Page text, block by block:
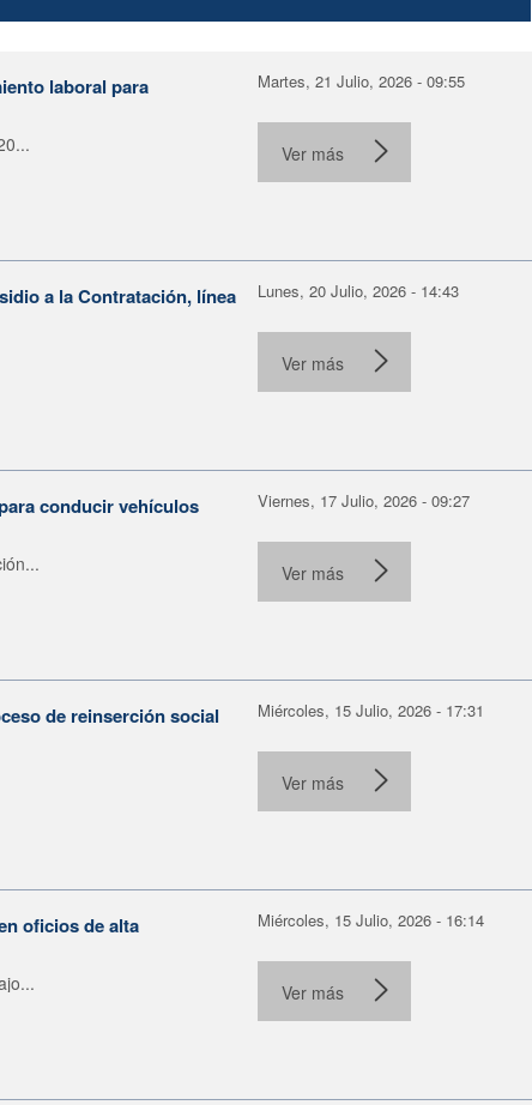
laboral para
Martes, 21 Julio, 2026 - 09:55
Ver más
a la Contratación, línea
Lunes, 20 Julio, 2026 - 14:43
Ver más
conducir vehículos
Viernes, 17 Julio, 2026 - 09:27
Ver más
de reinserción social Miércoles, 15 Julio, 2026 - 17:31
Ver más
oficios de alta
Miércoles, 15 Julio, 2026 - 16:14
Ver más